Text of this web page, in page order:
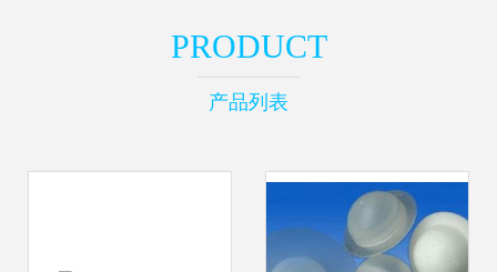
PRODUCT
产品列表